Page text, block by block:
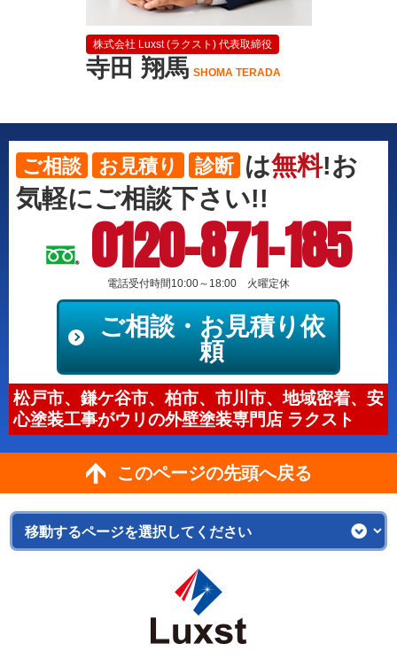
株式会社 Luxst (ラクスト) 代表取締役
寺田 翔馬 SHOMA TERADA
ご相談 お見積り 診断 は無料!お
気軽にご相談下さい!!
0120-871-185
電話受付時間10:00～18:00 火曜定休
ご相談・お見積り依
頼
松戸市、鎌ケ谷市、柏市、市川市、地域密着、安
心塗装工事がウリの外壁塗装専門店 ラクスト
このページの先頭へ戻る